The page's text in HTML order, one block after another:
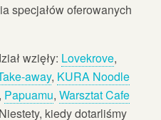
specjałów oferowanych
wzięły: Lovekrove,
away, KURA Noodle
, Papuamu, Warsztat Cafe
kiedy dotarliśmy